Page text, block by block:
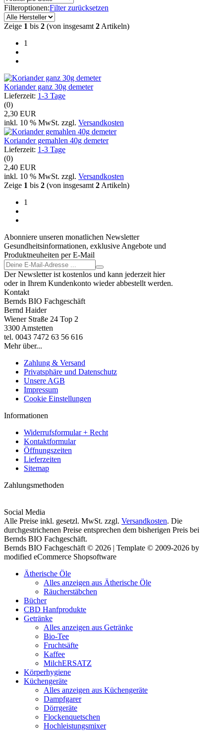
Filteroptionen:Filter zurücksetzen
Zeige 1 bis 2 (von insgesamt 2 Artikeln)
1
Koriander ganz 30g demeter
Lieferzeit: 1-3 Tage
(0)
2,30 EUR
inkl. 10 % MwSt. zzgl. Versandkosten
Koriander gemahlen 40g demeter
Lieferzeit: 1-3 Tage
(0)
2,40 EUR
inkl. 10 % MwSt. zzgl. Versandkosten
Zeige 1 bis 2 (von insgesamt 2 Artikeln)
1
Abonniere unseren monatlichen Newsletter
Gesundheitsinformationen, exklusive Angebote und
Produktneuheiten per E-Mail
Der Newsletter ist kostenlos und kann jederzeit hier
oder in Ihrem Kundenkonto wieder abbestellt werden.
Kontakt
Bernds BIO Fachgeschäft
Bernd Haider
Wiener Straße 24 Top 2
3300 Amstetten
tel. 0043 7472 63 56 616
Mehr über...
Zahlung & Versand
Privatsphäre und Datenschutz
Unsere AGB
Impressum
Cookie Einstellungen
Informationen
Widerrufsformular + Recht
Kontaktformular
Öffnungszeiten
Lieferzeiten
Sitemap
Zahlungsmethoden
Social Media
Alle Preise inkl. gesetzl. MwSt. zzgl. Versandkosten. Die
durchgestrichenen Preise entsprechen dem bisherigen Preis bei
Bernds BIO Fachgeschäft.
Bernds BIO Fachgeschäft © 2026 | Template © 2009-2026 by
modified eCommerce Shopsoftware
Ätherische Öle
Alles anzeigen aus Ätherische Öle
Räucherstäbchen
Bücher
CBD Hanfprodukte
Getränke
Alles anzeigen aus Getränke
Bio-Tee
Fruchtsäfte
Kaffee
MilchERSATZ
Körperhygiene
Küchengeräte
Alles anzeigen aus Küchengeräte
Dampfgarer
Dörrgeräte
Flockenquetschen
Hochleistungsmixer